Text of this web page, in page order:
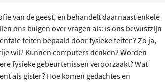
van de geest, en behandelt daarnaast enkele
ons buigen over vragen als: Is ons bewustzijn
feiten bepaald door fysieke feiten? Zo ja,
wil? Kunnen computers denken? Worden
fysieke gebeurtenissen veroorzaakt? Wat
als gister? Hoe komen gedachtes en